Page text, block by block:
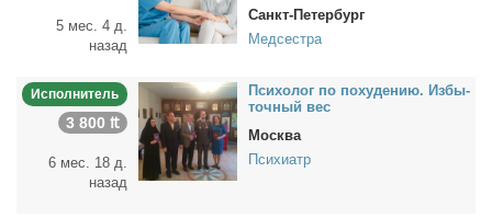
5 мес. 4 д.
назад
Санкт-Петербург
Медсестра
Исполнитель
3 800 ₶
6 мес. 18 д.
назад
Пси­хо­лог по по­ху­де­нию. Из­бы­
точ­ный вес
Москва
Психиатр